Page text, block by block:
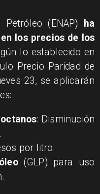
(ENAP)
ha
los precios de los
lo establecido en
Precio Paridad de
23, se aplicarán
: Disminución
por litro.
(GLP) para uso